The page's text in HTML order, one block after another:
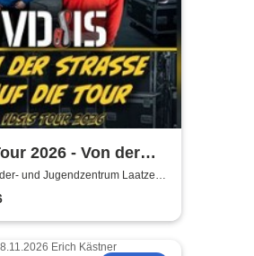
2026 - Von der
die Tour
und Jugendzentrum Laatzen